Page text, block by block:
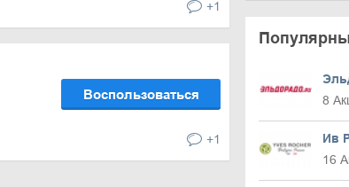
+1
Воспользоваться
+1
8
Ив
16